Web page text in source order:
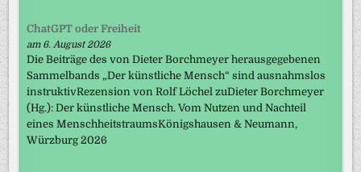
ChatGPT oder Freiheit
am 6. August 2026
Die Beiträge des von Dieter Borchmeyer herausgegebenen
Sammelbands „Der künstliche Mensch“ sind ausnahmslos
instruktivRezension von Rolf Löchel zuDieter Borchmeyer
(Hg.): Der künstliche Mensch. Vom Nutzen und Nachteil
eines MenschheitstraumsKönigshausen & Neumann,
Würzburg 2026